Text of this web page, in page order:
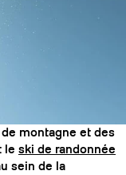
SLAP 92
UBAC 102
montagne et des
le ski de randonnée
sein de la